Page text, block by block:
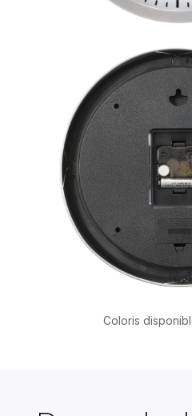
Coloris